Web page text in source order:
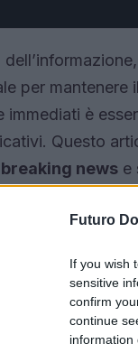
Futuro
If you wish
sensitive
confirm
continue
information
per
immediati è
Questo
breaking news e